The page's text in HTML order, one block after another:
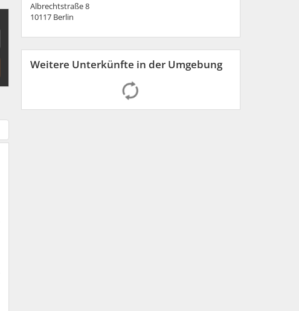
Albrechtstraße 8
10117 Berlin
Weitere Unterkünfte in der Umgebung